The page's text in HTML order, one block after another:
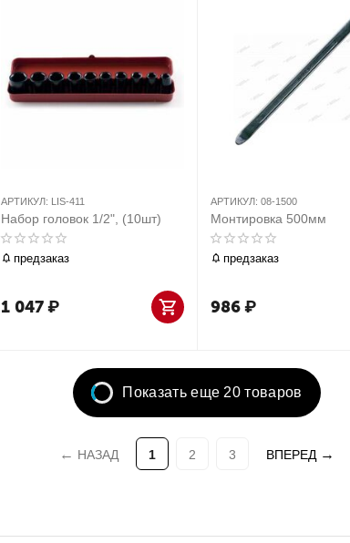
АРТИКУЛ: LIS-411
Набор головок 1/2", (10шт)
предзаказ
1 047₽
АРТИКУЛ: 08-1500
Монтировка 500мм
предзаказ
986₽
Показать еще 20 товаров
НАЗАД 1 2 3 ВПЕРЕД